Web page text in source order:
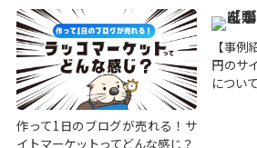
作って1日のブログが売れる！サ
イトマーケットってどんな感じ？
【事
円のサ
につい